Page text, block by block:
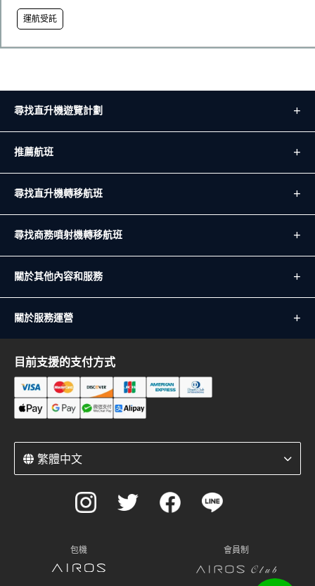
運航受託
尋找直升機遊覽計劃
推薦航班
尋找直升機轉移航班
尋找商務噴射機轉移航班
關於其他內容和服務
關於服務運營
目前支援的支付方式
繁體中文
包機 會員制